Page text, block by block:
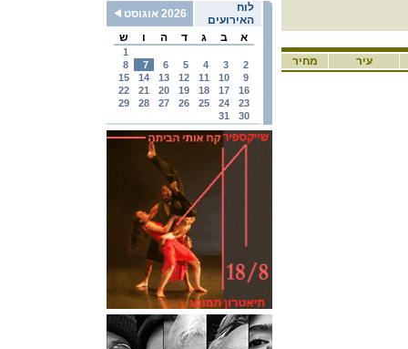
לוח
האירועים
2026 אוגוסט
א
ב ג ד ה ו ש
1
2
3
4
5
6
7
8
9
10
11
12
13
14
15
16
17
18
19
20
21
22
23
24
25
26
27
28
29
30
31
מחיר עיר